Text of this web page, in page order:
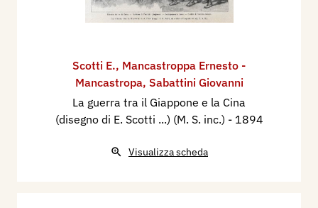
Scotti E., Mancastroppa Ernesto -
Mancastropa, Sabattini Giovanni
La guerra tra il Giappone e la Cina
(disegno di E. Scotti ...) (M. S. inc.) - 1894
Visualizza scheda